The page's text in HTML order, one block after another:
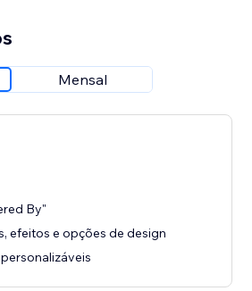
Mensal
By"
efeitos e opções de design